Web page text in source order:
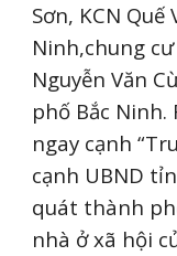
Sơn, KCN Quế
Ninh,chung
Nguyễn Văn
phố Bắc Ninh.
ngay cạnh
cạnh UBND
quát thành
nhà ở xã hội